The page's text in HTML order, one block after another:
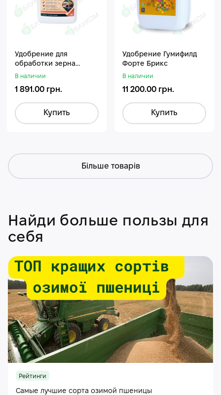
Удобрение для
обработки зерна
Стармакс Гумифос
В наличии
1 891.00 грн.
Купить
Удобрение Гумифилд
Форте Брикс
В наличии
11 200.00 грн.
Купить
Більше товарів
Найди больше пользы для
себя
Рейтинги
Самые лучшие сорта озимой пшеницы